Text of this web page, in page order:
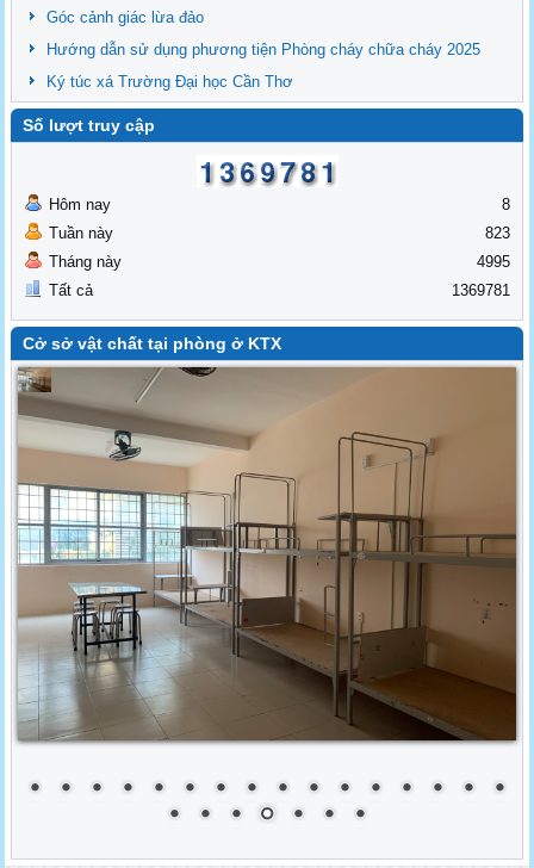
Góc cảnh giác lừa đảo
Hướng dẫn sử dụng phương tiện Phòng cháy chữa cháy 2025
Ký túc xá Trường Đại học Cần Thơ
Số lượt truy cập
Hôm nay
Tuần này
Tháng này
Tất cả
8
823
4995
1369781
Cở sở vật chất tại phòng ở KTX